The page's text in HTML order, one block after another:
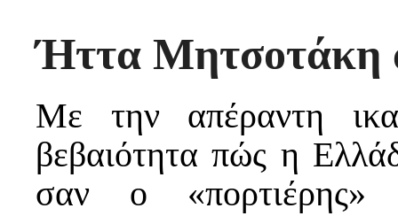
Ήττα Μητσοτάκη
Με την απέραντη
βεβαιότητα πώς η
σαν ο «πορτιέρης»